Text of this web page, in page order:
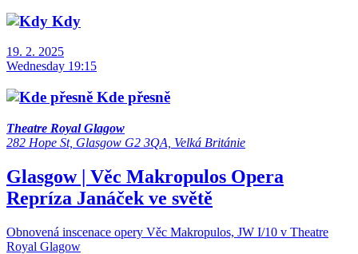
Kdy
19. 2. 2025
Wednesday 19:15
Kde přesně
Theatre Royal Glagow
282 Hope St, Glasgow G2 3QA, Velká Británie
Glasgow | Věc Makropulos Opera
Repríza Janáček ve světě
Obnovená inscenace opery Věc Makropulos, JW I/10 v Theatre
Royal Glagow